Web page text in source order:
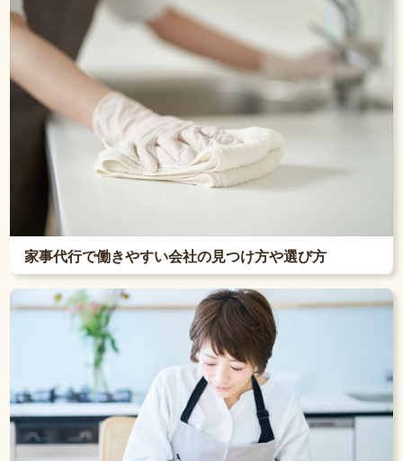
家事代行で働きやすい会社の見つけ方や選び方